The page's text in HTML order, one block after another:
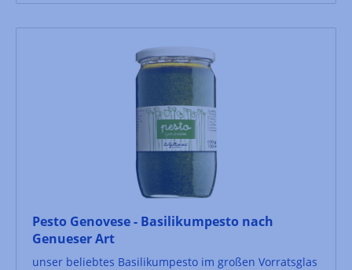
Pesto Genovese - Basilikumpesto nach
Genueser Art
unser beliebtes Basilikumpesto im großen Vorratsglas